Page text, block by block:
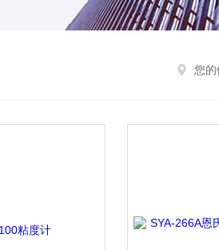
您的